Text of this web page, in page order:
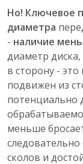
Но! Ключевое
диаметра
- наличие
диаметр
в сторону - это
подвижен из
потенциально
меньше
сколов и